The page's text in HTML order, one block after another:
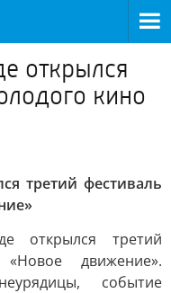
открылся
кино
третий фестиваль
открылся третий
движение».
событие